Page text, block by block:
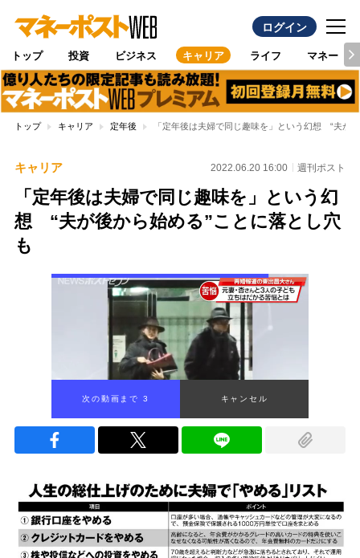
ログイン
トップ 投資 ビジネス キャリア ライフ マネー
トップ キャリア 定年後 「定年後は夫婦で同じ趣味を」という幻想 “夫が
キャリア 2022.06.20 16:00 週刊ポスト
「定年後は夫婦で同じ趣味を」という幻
想 “夫が後から始める”ことに落とし穴
も
次の動画まで 2 キャンセル